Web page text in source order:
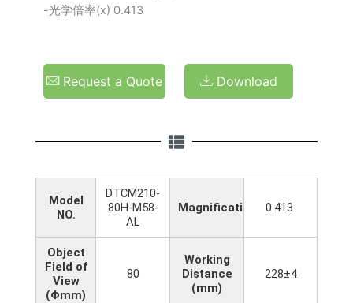
-光学倍率(x) 0.413
Request a Quote Download
Model
NO.
DTCM210-
80H-M58-
AL
Magnification(x)0.413
Object
Field of
View
(Φmm)
80
Working
Distance
(mm)
228±4